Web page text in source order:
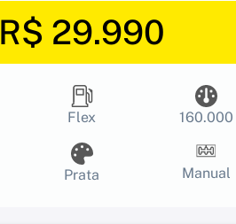
R$ 29.990
Flex 160.000
Prata Manual